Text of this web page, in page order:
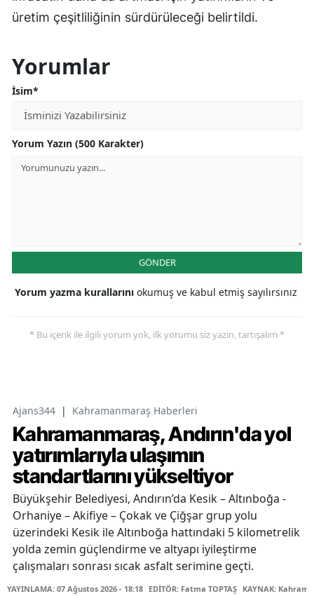
üretim çeşitliliğinin sürdürüleceği belirtildi.
Yorumlar
İsim*
Yorum Yazın (500 Karakter)
GÖNDER
Yorum yazma kurallarını okumuş ve kabul etmiş sayılırsınız
* Bu içerik ile ilgili yorum yok, ilk yorumu siz yazın, tartışalım *
Ajans344 | Kahramanmaraş Haberleri
Kahramanmaraş, Andırın'da yol
yatırımlarıyla ulaşımın
standartlarını yükseltiyor
Büyükşehir Belediyesi, Andırın’da Kesik – Altınboğa -
Orhaniye – Akifiye – Çokak ve Çiğşar grup yolu
üzerindeki Kesik ile Altınboğa hattındaki 5 kilometrelik
yolda zemin güçlendirme ve altyapı iyileştirme
çalışmaları sonrası sıcak asfalt serimine geçti.
YAYINLAMA: 07 Ağustos 2026 - 18:18 EDİTÖR: Fatma TOPTAŞ KAYNAK: